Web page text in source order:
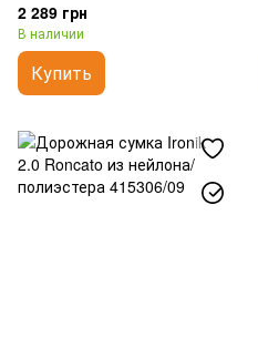
2 289 грн
В наличии
Купить